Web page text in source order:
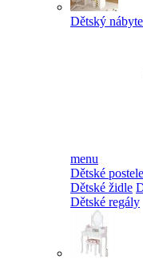
Dětský
menu
Dětské postele
Dětské židle
Dětské regály